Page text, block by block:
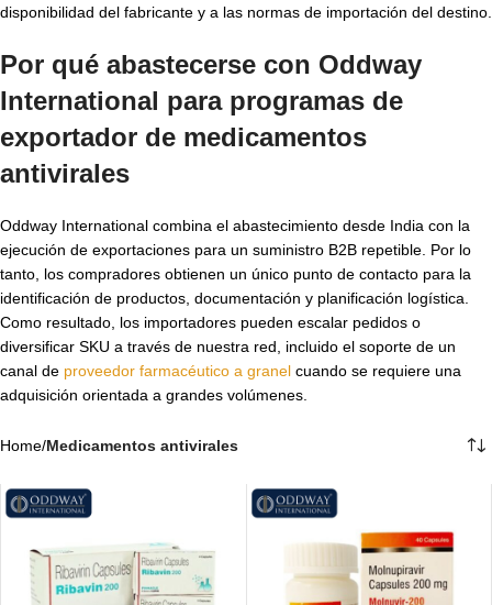
disponibilidad del fabricante y a las normas de importación del destino.
Por qué abastecerse con Oddway
International para programas de
exportador de medicamentos
antivirales
Oddway International combina el abastecimiento desde India con la
ejecución de exportaciones para un suministro B2B repetible. Por lo
tanto, los compradores obtienen un único punto de contacto para la
identificación de productos, documentación y planificación logística.
Como resultado, los importadores pueden escalar pedidos o
diversificar SKU a través de nuestra red, incluido el soporte de un
canal de proveedor farmacéutico a granel cuando se requiere una
adquisición orientada a grandes volúmenes.
Home/Medicamentos antivirales